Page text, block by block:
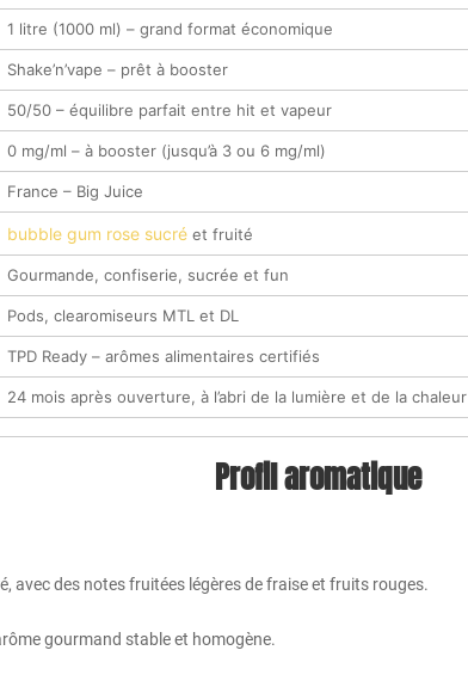
1 litre (1000 ml) – grand format économique
Shake’n’vape – prêt à booster
50/50 – équilibre parfait entre hit et vapeur
0 mg/ml – à booster (jusqu’à 3 ou 6 mg/ml)
France – Big Juice
bubble gum rose sucré et fruité
Gourmande, confiserie, sucrée et fun
Pods, clearomiseurs MTL et DL
TPD Ready – arômes alimentaires certifiés
24 mois après ouverture, à l’abri de la lumière et de la chaleur
Profil aromatique
avec des notes fruitées légères de fraise et fruits rouges.
gourmand stable et homogène.